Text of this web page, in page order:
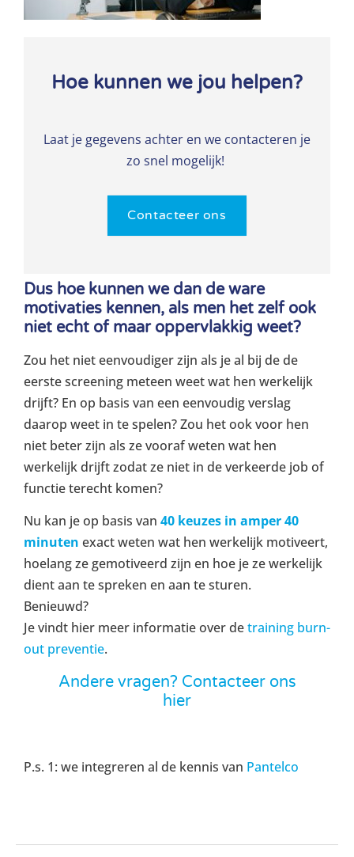
Hoe kunnen we jou helpen?
Laat je gegevens achter en we contacteren je
zo snel mogelijk!
Contacteer ons
Dus hoe kunnen we dan de ware
motivaties kennen, als men het zelf ook
niet echt of maar oppervlakkig weet?
Zou het niet eenvoudiger zijn als je al bij de de
eerste screening meteen weet wat hen werkelijk
drijft? En op basis van een eenvoudig verslag
daarop weet in te spelen? Zou het ook voor hen
niet beter zijn als ze vooraf weten wat hen
werkelijk drijft zodat ze niet in de verkeerde job of
functie terecht komen?
Nu kan je op basis van 40 keuzes in amper 40
minuten exact weten wat hen werkelijk motiveert,
hoelang ze gemotiveerd zijn en hoe je ze werkelijk
dient aan te spreken en aan te sturen.
Benieuwd?
Je vindt hier meer informatie over detraining burn-
out preventie.
Andere vragen? Contacteer ons
hier
P.s. 1: we integreren al de kennis van Pantelco